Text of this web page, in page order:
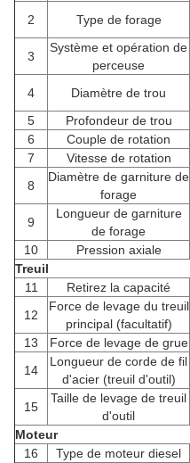
2
Type de forage
3
Système et opération de
perceuse
4 Diamètre de trou
5
Profondeur de trou
6
Couple de rotation
7
Vitesse de rotation
8
Diamètre de garniture de
forage
9
Longueur de garniture
de forage
10
Pression axiale
Treuil
11
Retirez la capacité
12
Force de levage du treuil
principal (facultatif)
13
Force de levage de grue
14
Longueur de corde de fil
d'acier (treuil d'outil)
15
Taille de levage de treuil
d'outil
Moteur
16
Type de moteur diesel